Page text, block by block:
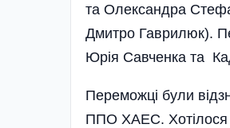
та Олександра
Дмитро Гаврилюк).
Юрія Савченка та
Переможці були
ППО ХАЕС. Хотілося